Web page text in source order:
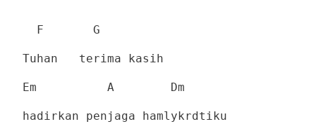
F G
Tuhan terima kasih
Em A Dm
hadirkan penjaga hamlykrdtiku